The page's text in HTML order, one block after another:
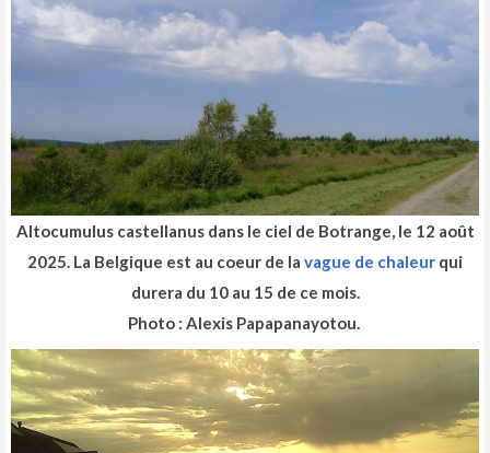
Altocumulus castellanus dans le ciel de Botrange, le 12 août
2025. La Belgique est au coeur de la vague de chaleur qui
durera du 10 au 15 de ce mois.
Photo : Alexis Papapanayotou.